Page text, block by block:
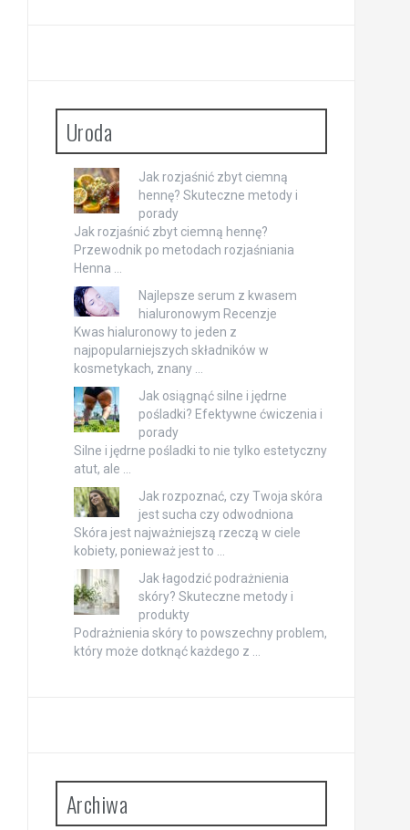
Uroda
Jak rozjaśnić zbyt ciemną
hennę? Skuteczne metody i
porady
Jak rozjaśnić zbyt ciemną hennę?
Przewodnik po metodach rozjaśniania
Henna …
Najlepsze serum z kwasem
hialuronowym Recenzje
Kwas hialuronowy to jeden z
najpopularniejszych składników w
kosmetykach, znany …
Jak osiągnąć silne i jędrne
pośladki? Efektywne ćwiczenia i
porady
Silne i jędrne pośladki to nie tylko estetyczny
atut, ale …
Jak rozpoznać, czy Twoja skóra
jest sucha czy odwodniona
Skóra jest najważniejszą rzeczą w ciele
kobiety, ponieważ jest to …
Jak łagodzić podrażnienia
skóry? Skuteczne metody i
produkty
Podrażnienia skóry to powszechny problem,
który może dotknąć każdego z …
Archiwa